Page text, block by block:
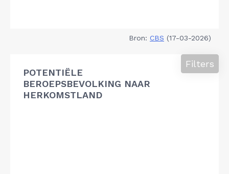
Bron: CBS (17-03-2026)
POTENTIËLE
BEROEPSBEVOLKING NAAR
HERKOMSTLAND
Filters